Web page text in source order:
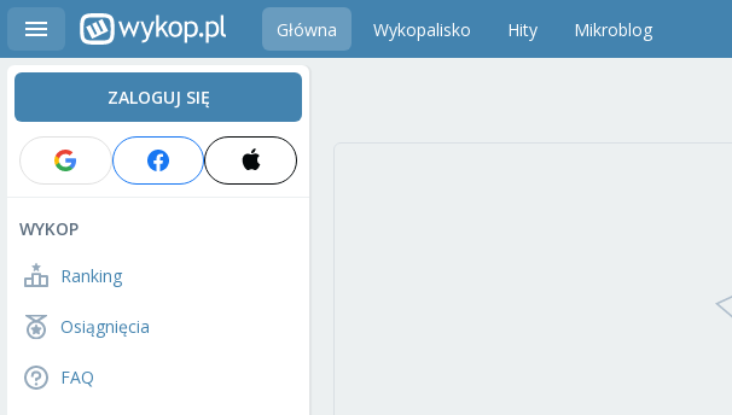
Główna Wykopalisko Hity Mikroblog
ZALOGUJ SIĘ
WYKOP
Ranking
Osiągnięcia
FAQ